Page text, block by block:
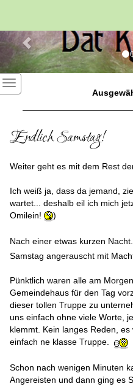
Endlich Samstag!
Weiter geht es mit dem Rest
Ich weiß ja, dass da jemand,
wartet... deshalb eil ich mich
Omilein!
)
Nach einer etwas kurzen
Samstag angerauscht mit
Pünktlich waren alle am
Gemeindehaus für den Tag
dieser tollen Truppe zu
uns einfach ohne viele Worte,
klemmt. Kein langes Reden,
einfach ne klasse Truppe.
Schon nach wenigen Minuten
Angereisten und dann ging es